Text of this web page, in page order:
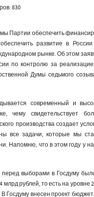
830
Партии обеспечить
развитие в
рынке. Об этом
по контролю за
Думы седьмого
современный и
чему свидетельствует
производства создает
все задачи, которые мы
Напомню, что в этом году у
выборами в Госдуму
рублей, то есть на уровне
Госдуму внесен проект